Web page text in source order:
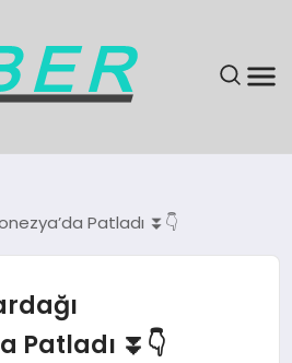
Patladı ⏬👇
Patladı ⏬👇